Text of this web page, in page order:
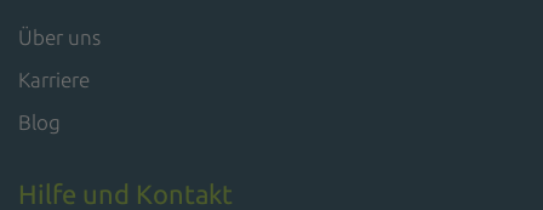
Über uns
Karriere
Blog
Hilfe und Kontakt